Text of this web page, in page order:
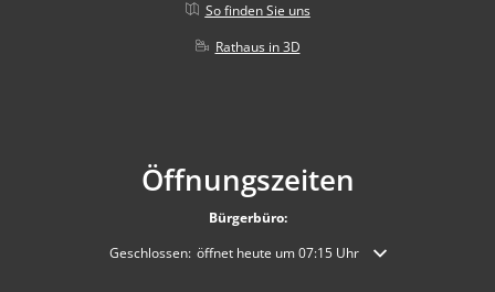
So finden Sie uns
Rathaus in 3D
Öffnungszeiten
Bürgerbüro:
Klicken, um weitere Öffnungs- oder Schließzeiten
Geschlossen: öffnet heute um 07:15 Uhr